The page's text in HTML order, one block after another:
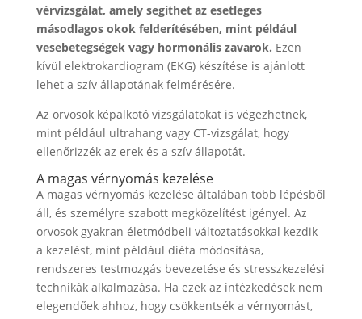
vérvizsgálat, amely segíthet az esetleges
másodlagos okok felderítésében, mint például
vesebetegségek vagy hormonális zavarok. Ezen
kívül elektrokardiogram (EKG) készítése is ajánlott
lehet a szív állapotának felmérésére.
Az orvosok képalkotó vizsgálatokat is végezhetnek,
mint például ultrahang vagy CT-vizsgálat, hogy
ellenőrizzék az erek és a szív állapotát.
A magas vérnyomás kezelése
A magas vérnyomás kezelése általában több lépésből
áll, és személyre szabott megközelítést igényel. Az
orvosok gyakran életmódbeli változtatásokkal kezdik
a kezelést, mint például diéta módosítása,
rendszeres testmozgás bevezetése és stresszkezelési
technikák alkalmazása. Ha ezek az intézkedések nem
elegendőek ahhoz, hogy csökkentsék a vérnyomást,